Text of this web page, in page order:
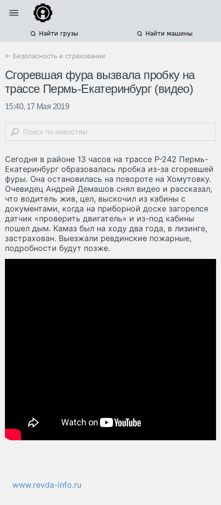
Найти грузы Найти машины
← Безопасность и страхование
Сгоревшая фура вызвала пробку на
трассе Пермь-Екатеринбург (видео)
15:40, 17 Мая 2019
Сегодня в районе 13 часов на трассе Р-242 Пермь-
Екатеринбург образовалась пробка из-за сгоревшей
фуры. Она остановилась на повороте на Хомутовку.
Очевидец Андрей Демашов снял видео и рассказал,
что водитель жив, цел, выскочил из кабины с
документами, когда на приборной доске загорелся
датчик «проверить двигатель» и из-под кабины
пошел дым. Камаз был на ходу два года, в лизинге,
застрахован. Выезжали ревдинские пожарные,
подробности будут позже.
www.revda-info.ru